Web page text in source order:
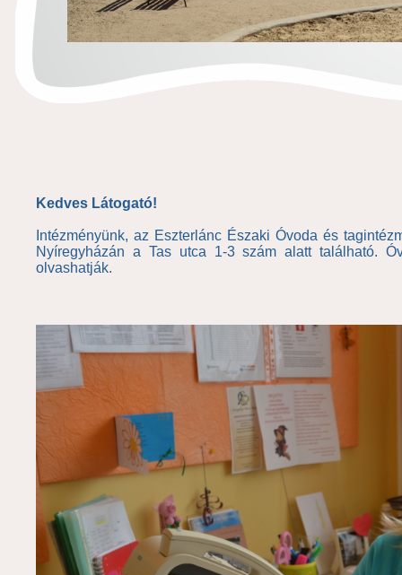
Kedves Látogató!
Intézményünk, az Eszterlánc Északi Óvoda és
Nyíregyházán a Tas utca 1-3 szám alatt található.
olvashatják.